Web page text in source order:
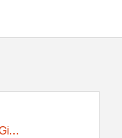
Zeugin bricht in Tränen aus: Gina H. ließ kein...